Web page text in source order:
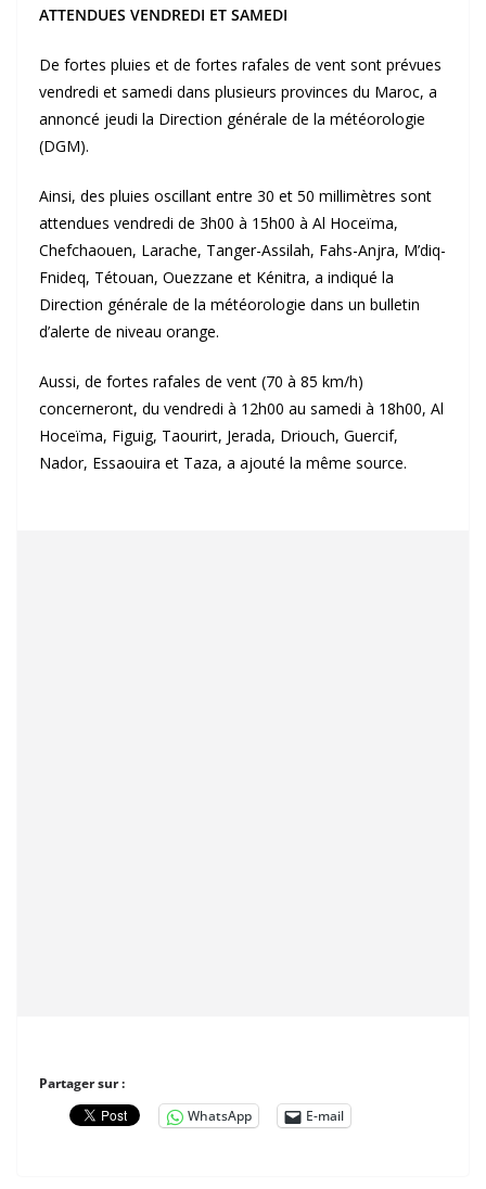
ATTENDUES VENDREDI ET SAMEDI
De fortes pluies et de fortes rafales de vent sont prévues
vendredi et samedi dans plusieurs provinces du Maroc, a
annoncé jeudi la Direction générale de la météorologie
(DGM).
Ainsi, des pluies oscillant entre 30 et 50 millimètres sont
attendues vendredi de 3h00 à 15h00 à Al Hoceïma,
Chefchaouen, Larache, Tanger-Assilah, Fahs-Anjra, M’diq-
Fnideq, Tétouan, Ouezzane et Kénitra, a indiqué la
Direction générale de la météorologie dans un bulletin
d’alerte de niveau orange.
Aussi, de fortes rafales de vent (70 à 85 km/h)
concerneront, du vendredi à 12h00 au samedi à 18h00, Al
Hoceïma, Figuig, Taourirt, Jerada, Driouch, Guercif,
Nador, Essaouira et Taza, a ajouté la même source.
Partager sur :
WhatsApp
E-mail